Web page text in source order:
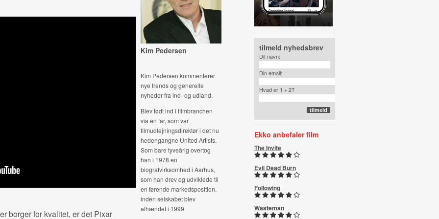
borger for kvalitet, er det Pixar
Kim Pedersen
Kim Pedersen kommenterer
nye trends og generelle
nyheder fra ind- og udland.
Blev født ind i filmbranchen
via en far, som var
filmudlejningsdirektør i det nu
hedengangne United Artists.
Som bare tyveårig overtog
han i 1978 en
biografvirksomhed i Aarhus,
som han drev og udviklede til
en førende markedsposition,
inden selskabet blev
afhændet i 1999.
tilmeld nyhedsbrev
Dit navn:
Din email:
Hvad er 1 + 2?
Ekko anbefaler film
The Invite
Evil Dead Burn
Following
Wasteman